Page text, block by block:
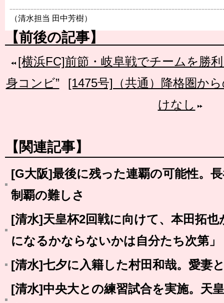
（清水担当 田中芳樹）
【前後の記事】
[横浜FC]前節・岐阜戦でチームを勝
身コンビ”
[1475号]（共通）降格圏か
けなし
【関連記事】
[G大阪]最後に残った連覇の可能性。
制覇の難しさ
[清水]天皇杯2回戦に向けて、本田拓
になるかならないかは自分たち次第」
[清水]七夕に入籍した村田和哉。愛妻
[清水]中央大との練習試合を実施。天